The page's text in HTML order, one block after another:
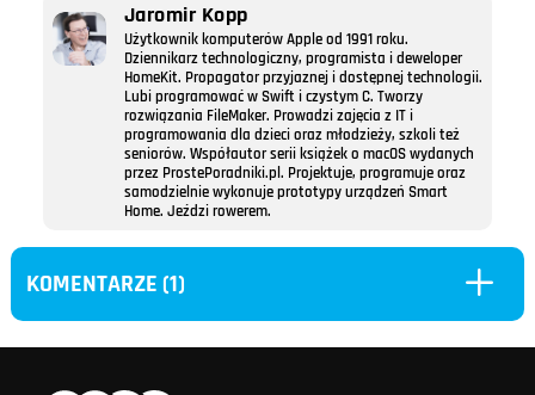
Jaromir Kopp
Użytkownik komputerów Apple od 1991 roku.
Dziennikarz technologiczny, programista i deweloper
HomeKit. Propagator przyjaznej i dostępnej technologii.
Lubi programować w Swift i czystym C. Tworzy
rozwiązania FileMaker. Prowadzi zajęcia z IT i
programowania dla dzieci oraz młodzieży, szkoli też
seniorów. Współautor serii książek o macOS wydanych
przez ProstePoradniki.pl. Projektuje, programuje oraz
samodzielnie wykonuje prototypy urządzeń Smart
Home. Jeździ rowerem.
KOMENTARZE (1) L